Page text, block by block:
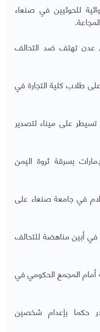
للحوثيين في صنعاء
عدن تهتف ضد التحالف
طلاب كلية التجارة في
تسيطر على ميناء لتصدير
بسرقة ثروة اليمن
في جامعة صنعاء على
في أبين مناهضة للتحالف
أمام المجمع الحكومي في
حكما بإعدام شخصين